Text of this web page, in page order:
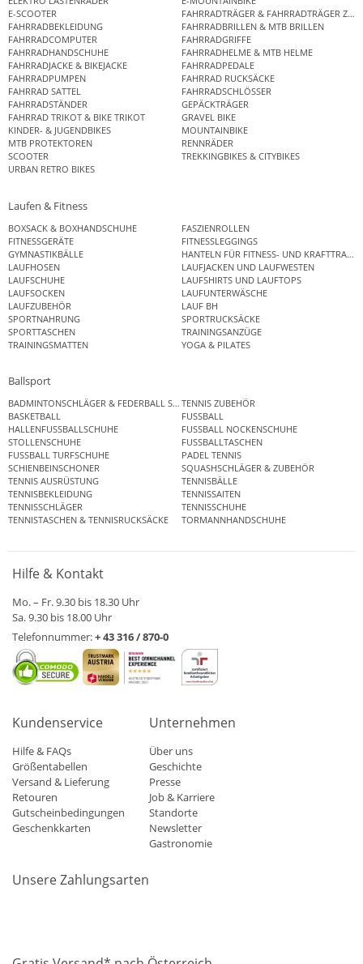
E-SCOOTER
FAHRRADTRÄGER & FAHRRADTRÄGER
FAHRRADBEKLEIDUNG
FAHRRADBRILLEN & MTB BRILLEN
FAHRRADCOMPUTER
FAHRRADGRIFFE
FAHRRADHANDSCHUHE
FAHRRADHELME & MTB HELME
FAHRRADJACKE & BIKEJACKE
FAHRRADPEDALE
FAHRRADPUMPEN
FAHRRAD RUCKSÄCKE
FAHRRAD SATTEL
FAHRRADSCHLÖSSER
FAHRRADSTÄNDER
GEPÄCKTRÄGER
FAHRRAD TRIKOT & BIKE TRIKOT
GRAVEL BIKE
KINDER- & JUGENDBIKES
MOUNTAINBIKE
MTB PROTEKTOREN
RENNRÄDER
SCOOTER
TREKKINGBIKES & CITYBIKES
URBAN RETRO BIKES
Laufen & Fitness
BOXSACK & BOXHANDSCHUHE
FASZIENROLLEN
FITNESSGERÄTE
FITNESSLEGGINGS
GYMNASTIKBÄLLE
HANTELN FÜR FITNESS- UND
LAUFHOSEN
LAUFJACKEN UND LAUFWESTEN
LAUFSCHUHE
LAUFSHIRTS UND LAUFTOPS
LAUFSOCKEN
LAUFUNTERWÄSCHE
LAUFZUBEHÖR
LAUF BH
SPORTNAHRUNG
SPORTRUCKSÄCKE
SPORTTASCHEN
TRAININGSANZÜGE
TRAININGSMATTEN
YOGA & PILATES
Ballsport
BADMINTONSCHLÄGER & FEDERBALL SETSTENNIS ZUBEHÖR
BASKETBALL
FUSSBALL
HALLENFUSSBALLSCHUHE
FUSSBALL NOCKENSCHUHE
STOLLENSCHUHE
FUSSBALLTASCHEN
FUSSBALL TURFSCHUHE
PADEL TENNIS
SCHIENBEINSCHONER
SQUASHSCHLÄGER & ZUBEHÖR
TENNIS AUSRÜSTUNG
TENNISBÄLLE
TENNISBEKLEIDUNG
TENNISSAITEN
TENNISSCHLÄGER
TENNISSCHUHE
TENNISTASCHEN & TENNISRUCKSÄCKE
TORMANNHANDSCHUHE
Hilfe & Kontakt
Mo. – Fr. 9.30 bis 18.30 Uhr
Sa. 9.30 bis 18.00 Uhr
Telefonnummer:+ 43 316 / 870-0
Kundenservice
Hilfe & FAQs
Größentabellen
Versand & Lieferung
Retouren
Gutscheinbedingungen
Geschenkkarten
Unternehmen
Über uns
Geschichte
Presse
Job & Karriere
Standorte
Newsletter
Gastronomie
Unsere Zahlungsarten